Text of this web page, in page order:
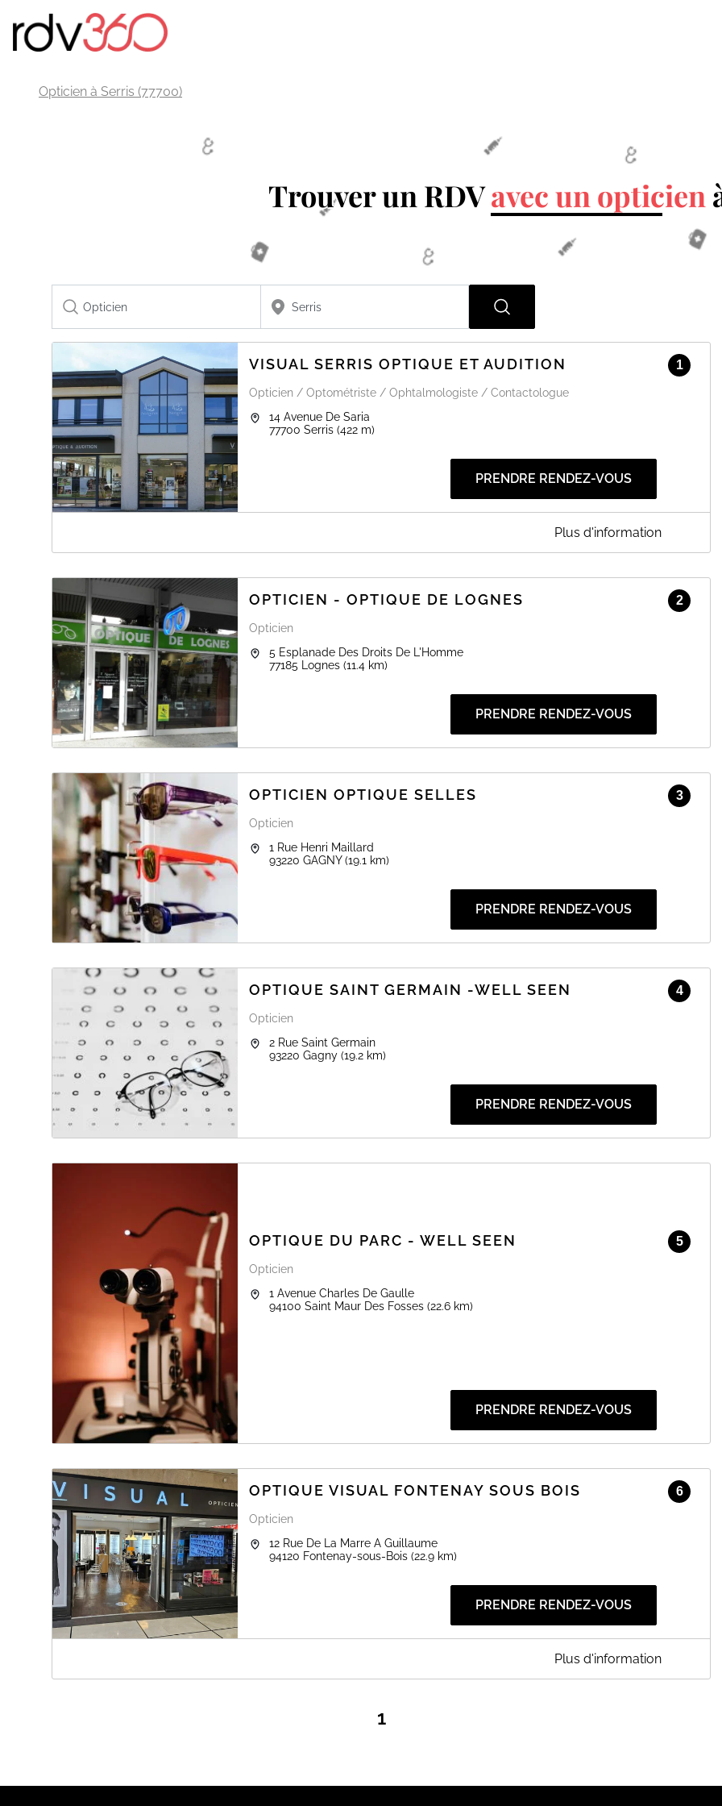
Opticien à Serris (77700)
Trouver un RDVavec un opticien
VISUAL SERRIS OPTIQUE ET AUDITION 1
Opticien / Optométriste / Ophtalmologiste / Contactologue
14 Avenue De Saria
77700 Serris (422 m)
PRENDRE RENDEZ-VOUS
à 19H15 avec et sans RDV.
Sur demande (mail à serris@visual.fr ou tel 09 82 22 54 86), nous pouvons étendre les horaires jusqu'à 20H et vous
recevoir le lundi ainsi que nous rendre également à domicile, bureau ou instituts médicalisés à 20 minutes autours de
Serris.
Contactez - nous par mail à: serris@visual.fr ou par appels téléphoniques / messages WhatsApp au 09.82.22.54.86.
Plus d'information
OPTICIEN - OPTIQUE DE LOGNES 2
Opticien
5 Esplanade Des Droits De L'Homme
77185
Lognes (11.4 km)
PRENDRE RENDEZ-VOUS
OPTICIEN OPTIQUE SELLES 3
Opticien
1 Rue Henri Maillard
93220 GAGNY (19.1 km)
PRENDRE RENDEZ-VOUS
OPTIQUE SAINT GERMAIN -WELL SEEN 4
Opticien
2 Rue Saint Germain
93220 Gagny (19.2 km)
PRENDRE RENDEZ-VOUS
OPTIQUE DU PARC - WELL SEEN 5
Opticien
1 Avenue Charles De Gaulle
94100 Saint Maur Des Fosses (22.6 km)
PRENDRE RENDEZ-VOUS
OPTIQUE VISUAL FONTENAY SOUS BOIS 6
Opticien
12 Rue De La Marre A Guillaume
94120 Fontenay-sous-Bois (22.9 km)
PRENDRE RENDEZ-VOUS
Prenez dès maintenant rendez-vous en ligne pour un accompagnement sur mesure et une expérience optique unique
Plus d'information
1
6